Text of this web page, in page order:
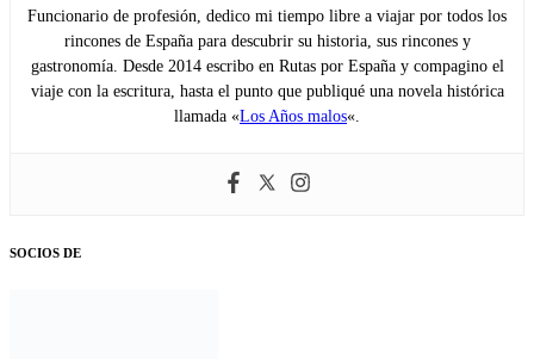
Funcionario de profesión, dedico mi tiempo libre a viajar por todos los
rincones de España para descubrir su historia, sus rincones y
gastronomía. Desde 2014 escribo en Rutas por España y compagino el
viaje con la escritura, hasta el punto que publiqué una novela histórica
llamada «Los Años malos«.
SOCIOS DE